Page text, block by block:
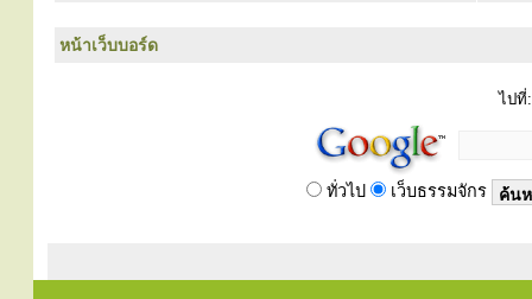
หน้าเว็บบอร์ด
ไปที่:
ทั่วไป เว็บธรรมจักร